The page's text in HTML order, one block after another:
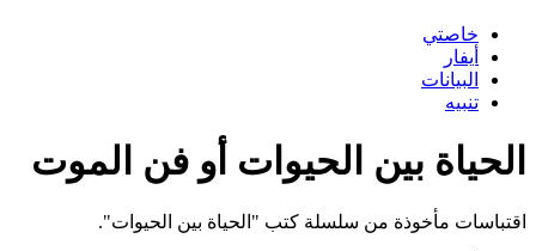
خاصتي
أيفار
البيانات
تنبيه
الحياة بين الحيوات أو فن الموت
اقتباسات مأخوذة من سلسلة كتب "الحياة بين الحيوات".